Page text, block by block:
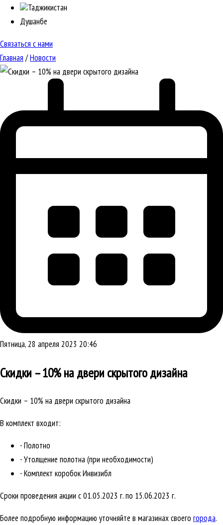
Таджикистан
Душанбе
Связаться с нами
Главная /Новости
Пятница, 28 апреля 2023 20:46
Скидки – 10% на двери скрытого дизайна
Скидки – 10% на двери скрытого дизайна
В комплект входит:
- Полотно
- Утолщение полотна (при необходимости)
- Комплект коробок Инвизибл
Сроки проведения акции с 01.05.2023 г. по 15.06.2023 г.
Более подробную информацию уточняйте в магазинах своего города.